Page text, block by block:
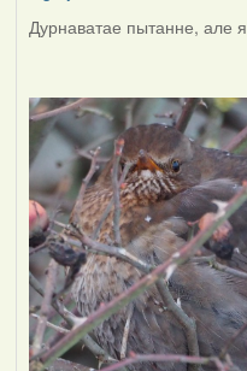
Дурнаватае пытанне, але